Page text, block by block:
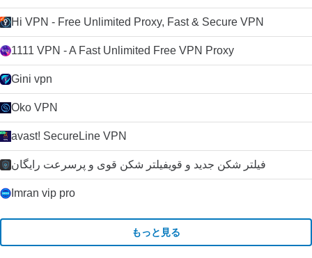
Hi VPN - Free Unlimited Proxy, Fast & Secure VPN
1111 VPN - A Fast Unlimited Free VPN Proxy
Gini vpn
Oko VPN
avast! SecureLine VPN
فیلتر شکن جدید و قویفیلتر شکن قوی و پرسرعت رایگان
Imran vip pro
もっと見る